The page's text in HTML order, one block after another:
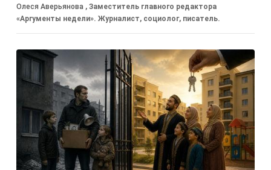
Олеся Аверьянова , Заместитель главного редактора
«Аргументы недели». Журналист, социолог, писатель.